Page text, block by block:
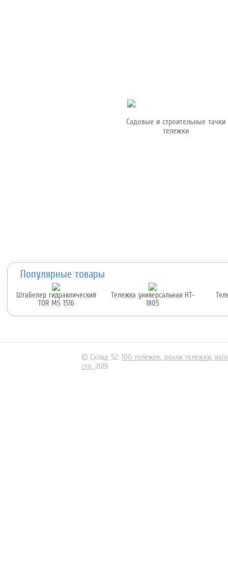
Садовые и строительные тачки
тележки
Популярные товары
Штабелер гидравлический
TOR MS 1516
Тележка универсальная HT-
1805
© Склад 52: 100 тележек, рохли тележки,
стп, 2019